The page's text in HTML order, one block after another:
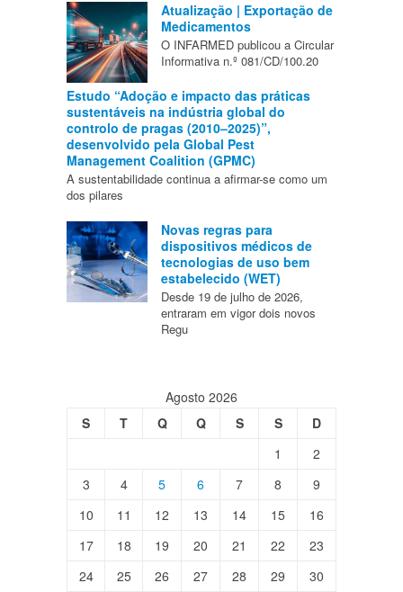
Atualização | Exportação de
Medicamentos
O INFARMED publicou a Circular
Informativa n.º 081/CD/100.20
Estudo “Adoção e impacto das práticas
sustentáveis na indústria global do
controlo de pragas (2010–2025)”,
desenvolvido pela Global Pest
Management Coalition (GPMC)
A sustentabilidade continua a afirmar-se como um
dos pilares
Novas regras para
dispositivos médicos de
tecnologias de uso bem
estabelecido (WET)
Desde 19 de julho de 2026,
entraram em vigor dois novos
Regu
Agosto 2026
S
T Q Q S S
D
1
2
3
4 5 6 7 8
9
10
11 12 13 14 15
16
17
18 19 20 21 22
23
24
25 26 27 28 29
30